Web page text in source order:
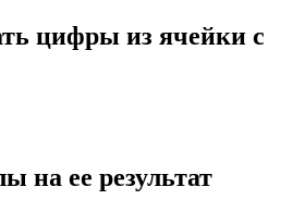
цифры из ячейки с
на ее результат